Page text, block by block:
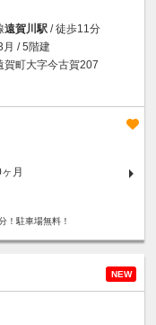
遠賀川駅 / 徒歩11分
/ 5階建
賀町大字今古賀207
月
！駐車場無料！
NEW